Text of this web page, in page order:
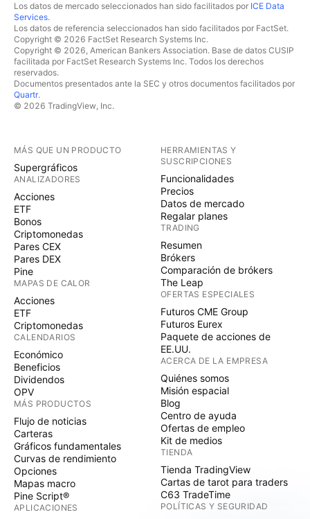
Los datos de mercado seleccionados han sido facilitados por ICE Data
Services.
Los datos de referencia seleccionados han sido facilitados por FactSet.
Copyright © 2026 FactSet Research Systems Inc.
Copyright © 2026, American Bankers Association. Base de datos CUSIP
facilitada por FactSet Research Systems Inc. Todos los derechos
reservados.
Documentos presentados ante la SEC y otros documentos facilitados por
Quartr.
© 2026 TradingView, Inc.
MÁS QUE UN PRODUCTO
Supergráficos
ANALIZADORES
Acciones
ETF
Bonos
Criptomonedas
Pares CEX
Pares DEX
Pine
MAPAS DE CALOR
Acciones
ETF
Criptomonedas
CALENDARIOS
Económico
Beneficios
Dividendos
OPV
MÁS PRODUCTOS
Flujo de noticias
Carteras
Gráficos fundamentales
Curvas de rendimiento
Opciones
Mapas macro
Pine Script®
APLICACIONES
HERRAMIENTAS Y
SUSCRIPCIONES
Funcionalidades
Precios
Datos de mercado
Regalar planes
TRADING
Resumen
Brókers
Comparación de brókers
The Leap
OFERTAS ESPECIALES
Futuros CME Group
Futuros Eurex
Paquete de acciones de
EE.UU.
ACERCA DE LA EMPRESA
Quiénes somos
Misión espacial
Blog
Centro de ayuda
Ofertas de empleo
Kit de medios
TIENDA
Tienda TradingView
Cartas de tarot para traders
C63 TradeTime
POLÍTICAS Y SEGURIDAD